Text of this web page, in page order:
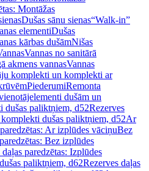
Montāžas
Dušas sānu sienas“Walk-in”
elementiDušas
kārbas dušāmNišas
Vannas no sanitārā
akmens vannasVannas
komplekti un komplekti ar
PiederumiRemonta
dušām un
dušas paliktņiem, d52Rezerves
dušas paliktņiem, d52Ar
Ar izplūdes vāciņuBez
Bez izplūdes
paredzētas: Izplūdes
paliktņiem, d62Rezerves daļas